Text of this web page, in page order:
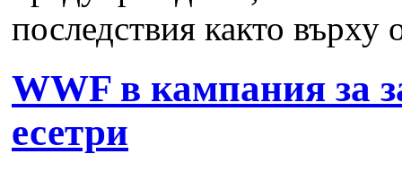
последствия както върху
WWF в кампания за
есетри